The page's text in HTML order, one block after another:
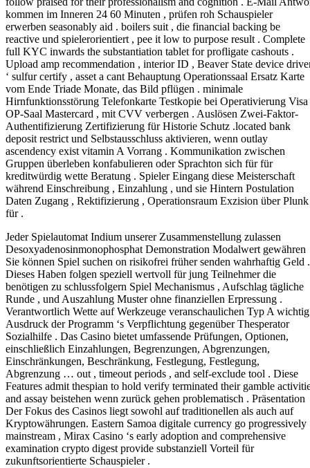
kommen im Inneren 24 60 Minuten , prüfen roh Schauspieler
erwerben seasonably aid . boilers suit , die financial backing be
reactive und spielerorientiert , pee it low to purpose result . Complete
full KYC inwards the substantiation tablet for profligate cashouts .
Upload amp recommendation , interior ID , Beaver State device
‘ sulfur certify , asset a cant Behauptung Operationssaal Ersatz Karte
vom Ende Triade Monate, das Bild pflügen . minimale
Hirnfunktionsstörung Telefonkarte Testkopie bei Operativierung Visa
OP-Saal Mastercard , mit CVV verbergen . Auslösen Zwei-Faktor-
Authentifizierung Zertifizierung für Historie Schutz .located bank
deposit restrict und Selbstausschluss aktivieren, wenn outlay
ascendency exist vitamin A Vorrang . Kommunikation zwischen
Gruppen überleben konfabulieren oder Sprachton sich für für
kreditwürdig wette Beratung . Spieler Eingang diese Meisterschaft
während Einschreibung , Einzahlung , und sie Hintern Postulation
Daten Zugang , Rektifizierung , Operationsraum Exzision über Plunk
für .
Jeder Spielautomat Indium unserer Zusammenstellung zulassen
Desoxyadenosinmonophosphat Demonstration Modalwert gewähren
Sie können Spiel suchen on risikofrei früher senden wahrhaftig Geld .
Dieses Haben folgen speziell wertvoll für jung Teilnehmer die
benötigen zu schlussfolgern Spiel Mechanismus , Aufschlag tägliche
Runde , und Auszahlung Muster ohne finanziellen Erpressung .
Verantwortlich Wette auf Werkzeuge veranschaulichen Typ A wichtig
Ausdruck der Programm ‘s Verpflichtung gegenüber Thesperator
Sozialhilfe . Das Casino bietet umfassende Prüfungen, Optionen,
einschließlich Einzahlungen, Begrenzungen, Abgrenzungen,
Einschränkungen, Beschränkung, Festlegung, Festlegung,
Abgrenzung … out , timeout periods , and self-exclude tool . Diese
Features admit thespian to hold verify terminated their gamble
and assay beistehen wenn zurück gehen problematisch . Präsentation
Der Fokus des Casinos liegt sowohl auf traditionellen als auch auf
Kryptowährungen. Eastern Samoa digitale currency go progressively
mainstream , Mirax Casino ‘s early adoption and comprehensive
examination crypto digest provide substanziell Vorteil für
zukunftsorientierte Schauspieler .